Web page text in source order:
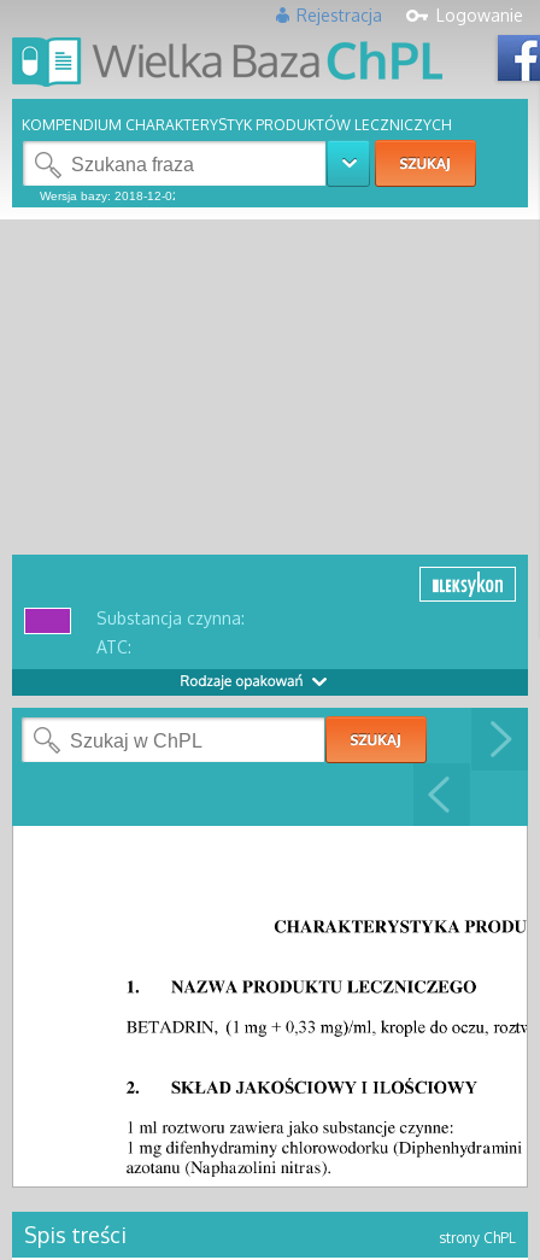
Logowanie
Rejestracja
KOMPENDIUM CHARAKTERYSTYK PRODUKTÓW LECZNICZYCH
Substancja czynna:
ATC:
Spis treści strony ChPL